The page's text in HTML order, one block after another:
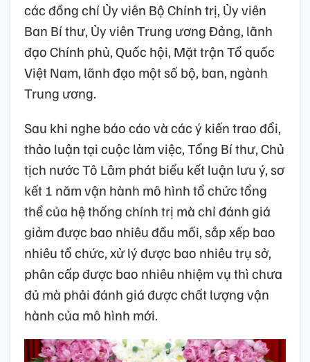
các đồng chí Ủy viên Bộ Chính trị, Ủy viên
Ban Bí thư, Ủy viên Trung ương Đảng, lãnh
đạo Chính phủ, Quốc hội, Mặt trận Tổ quốc
Việt Nam, lãnh đạo một số bộ, ban, ngành
Trung ương.
Sau khi nghe báo cáo và các ý kiến trao đổi,
thảo luận tại cuộc làm việc, Tổng Bí thư, Chủ
tịch nước Tô Lâm phát biểu kết luận lưu ý, sơ
kết 1 năm vận hành mô hình tổ chức tổng
thể của hệ thống chính trị mà chỉ đánh giá
giảm được bao nhiêu đầu mối, sắp xếp bao
nhiêu tổ chức, xử lý được bao nhiêu trụ sở,
phân cấp được bao nhiêu nhiệm vụ thì chưa
đủ mà phải đánh giá được chất lượng vận
hành của mô hình mới.